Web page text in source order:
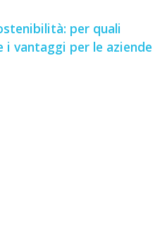
per quali
vantaggi per le aziende